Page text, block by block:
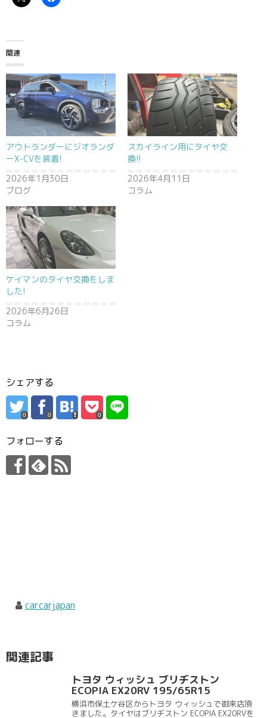
関連
アウトランダーにジオランダ
ーX-CVを装着!
2026年1月30日
ブログ
スカイライン用にタイヤ交
換!!
2026年4月11日
コラム
ケイマンのタイヤ交換をしま
した!
2026年6月26日
コラム
シェアする
0 0 0
フォローする
carcarjapan
関連記事
トヨタ ウィッシュ ブリヂストン
ECOPIA EX20RV 195/65R15
横浜市保土ケ谷区からトヨタ ウィッシュで御来店頂
きました。タイヤはブリヂストン ECOPIA EX20RVを